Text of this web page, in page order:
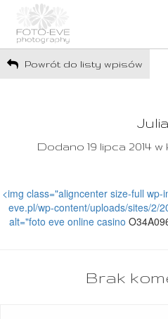
Powrót do listy wpisów
Dodano 19 lipca 2014
<img class="aligncenter size-full
eve.pl/wp-content/uploads/sites/2/
alt="foto eve online casino
Brak